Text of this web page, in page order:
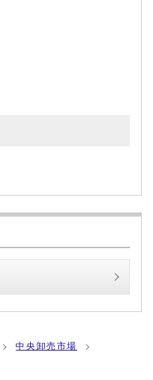
中央卸売市場